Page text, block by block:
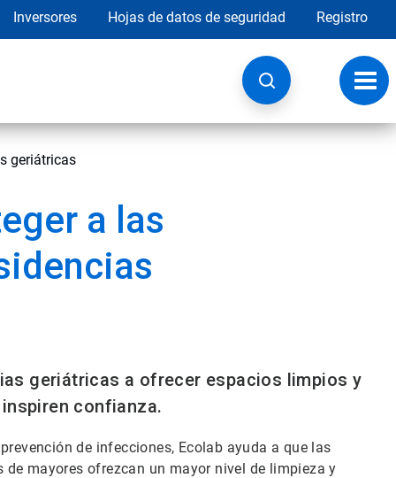
Inversores Hojas de datos de seguridad Registro
de
geriátricas
a las
geriátricas a ofrecer espacios limpios y
confianza.
de infecciones, Ecolab ayuda a que las
mayores ofrezcan un mayor nivel de limpieza y